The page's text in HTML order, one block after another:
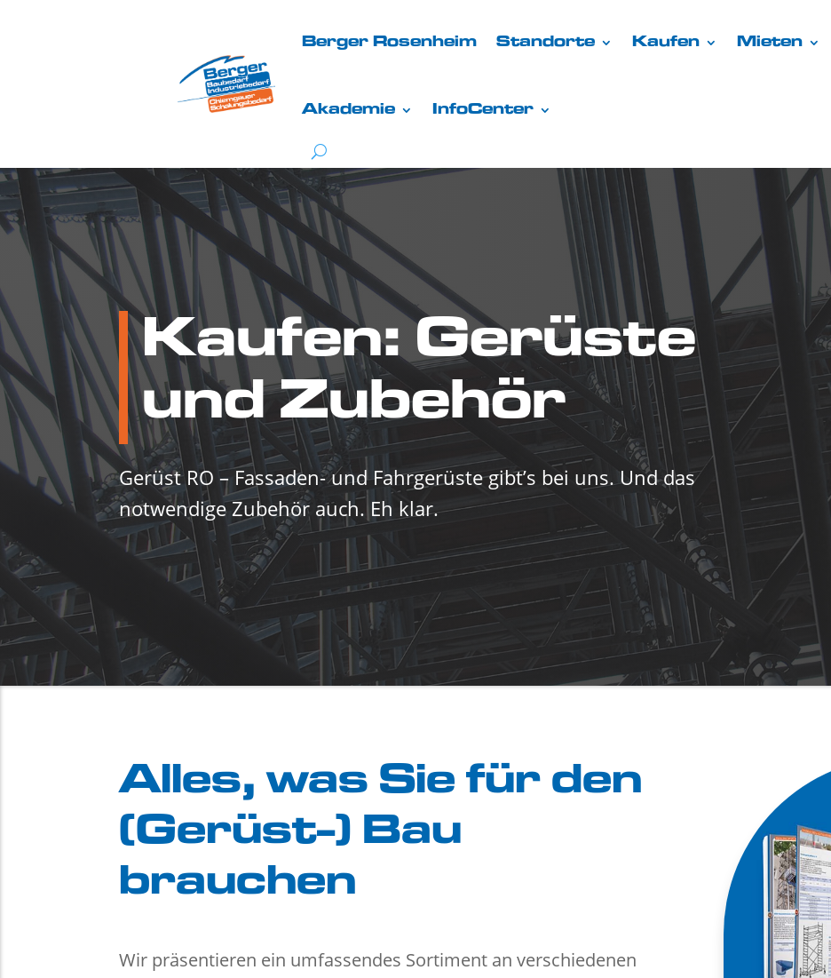
Berger Rosenheim Standorte Kaufen Mieten
Akademie InfoCenter
Kaufen: Gerüste
und Zubehör
Gerüst RO – Fassaden- und Fahrgerüste gibt’s bei uns. Und das
notwendige Zubehör auch. Eh klar.
Alles, was Sie für den
(Gerüst-) Bau
brauchen
Wir präsentieren ein umfassendes Sortiment an verschiedenen